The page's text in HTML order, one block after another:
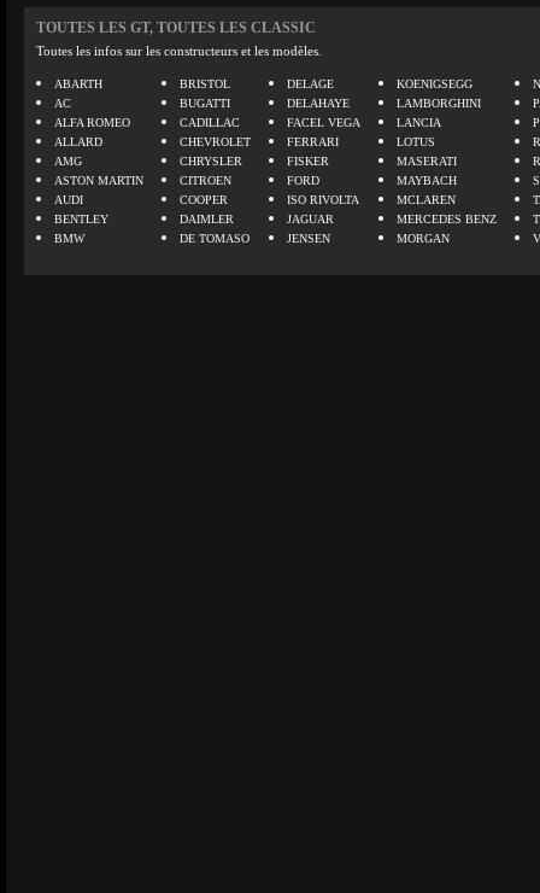
TOUTES LES GT, TOUTES LES CLASSIC
Toutes les infos sur les constructeurs et les modèles.
ABARTH
AC
ALFA ROMEO
ALLARD
AMG
ASTON MARTIN
AUDI
BENTLEY
BMW
BRISTOL
BUGATTI
CADILLAC
CHEVROLET
CHRYSLER
CITROEN
COOPER
DAIMLER
DE TOMASO
DELAGE
DELAHAYE
FACEL VEGA
FERRARI
FISKER
FORD
ISO RIVOLTA
JAGUAR
JENSEN
KOENIGSEGG
LAMBORGHINI
LANCIA
LOTUS
MASERATI
MAYBACH
MCLAREN
MERCEDES BENZ
MORGAN